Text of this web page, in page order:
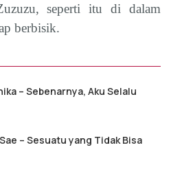
seperti itu di dalam
berbisik.
– Sebenarnya, Aku Selalu
– Sesuatu yang Tidak Bisa